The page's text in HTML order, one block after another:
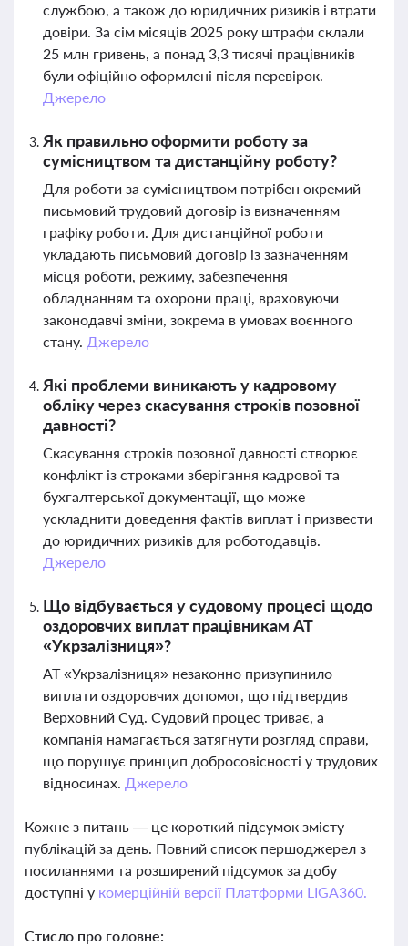
службою, а також до юридичних ризиків і втрати
довіри. За сім місяців 2025 року штрафи склали
25 млн гривень, а понад 3,3 тисячі працівників
були офіційно оформлені після перевірок.
Джерело
Як правильно оформити роботу за
сумісництвом та дистанційну роботу?
Для роботи за сумісництвом потрібен окремий
письмовий трудовий договір із визначенням
графіку роботи. Для дистанційної роботи
укладають письмовий договір із зазначенням
місця роботи, режиму, забезпечення
обладнанням та охорони праці, враховуючи
законодавчі зміни, зокрема в умовах воєнного
стану. Джерело
Які проблеми виникають у кадровому
обліку через скасування строків позовної
давності?
Скасування строків позовної давності створює
конфлікт із строками зберігання кадрової та
бухгалтерської документації, що може
ускладнити доведення фактів виплат і призвести
до юридичних ризиків для роботодавців.
Джерело
Що відбувається у судовому процесі щодо
оздоровчих виплат працівникам АТ
«Укрзалізниця»?
АТ «Укрзалізниця» незаконно призупинило
виплати оздоровчих допомог, що підтвердив
Верховний Суд. Судовий процес триває, а
компанія намагається затягнути розгляд справи,
що порушує принцип добросовісності у трудових
відносинах. Джерело
Кожне з питань — це короткий підсумок змісту
публікацій за день. Повний список першоджерел з
посиланнями та розширений підсумок за добу
доступні у комерційній версії Платформи LIGA360.
Стисло про головне: